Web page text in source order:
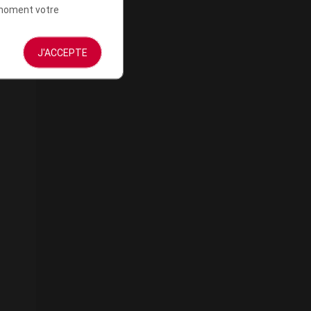
votre
J'ACCEPTE